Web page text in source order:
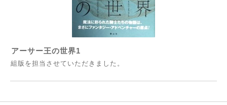
アーサー王の世界1
組版を担当させていただきました。